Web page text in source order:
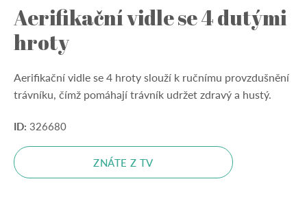
Aerifikační vidle se 4 dutými
hroty
Aerifikační vidle se 4 hroty slouží k ručnímu provzdušnění
trávníku, čímž pomáhají trávník udržet zdravý a hustý.
ID: 326680
ZNÁTE Z TV